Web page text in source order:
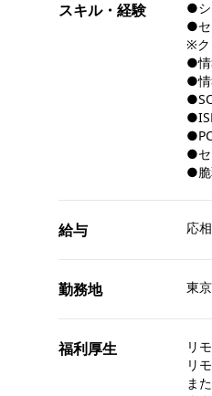
スキル・経験
●シ
●セ
※ク
●情
●情
●セ
●脆
給与 応
勤務地 東
福利厚生
リ
リ
ま